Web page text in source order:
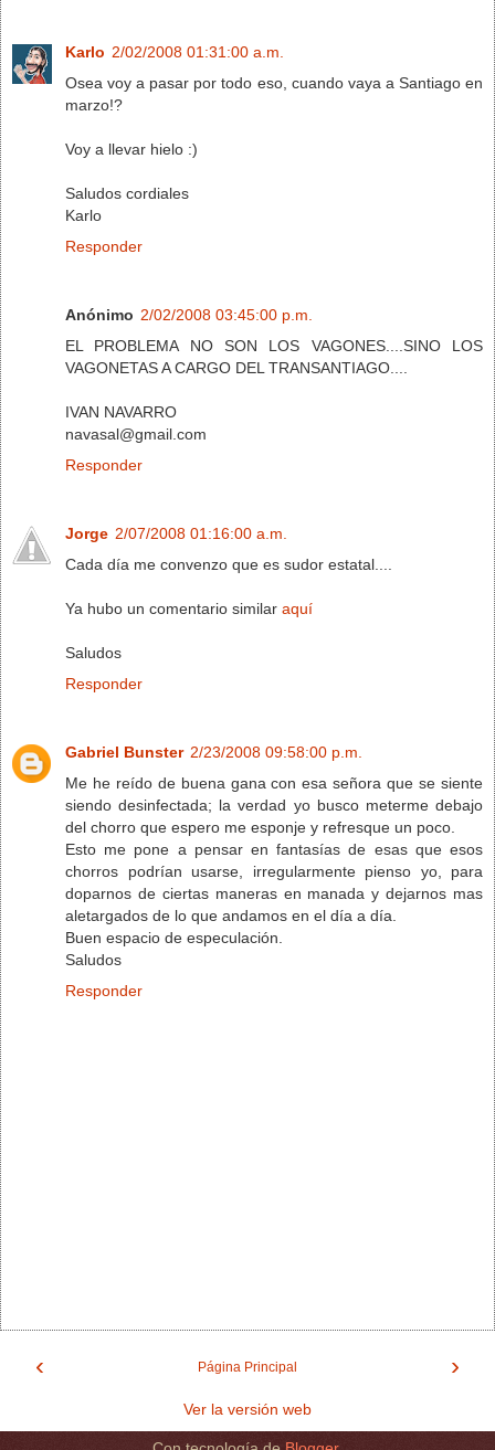
Karlo 2/02/2008 01:31:00 a.m.
Osea voy a pasar por todo eso, cuando vaya a Santiago en
marzo!?
Voy a llevar hielo :)
Saludos cordiales
Karlo
Responder
Anónimo 2/02/2008 03:45:00 p.m.
EL PROBLEMA NO SON LOS VAGONES....SINO LOS
VAGONETAS A CARGO DEL TRANSANTIAGO....
IVAN NAVARRO
navasal@gmail.com
Responder
Jorge 2/07/2008 01:16:00 a.m.
Cada día me convenzo que es sudor estatal....
Ya hubo un comentario similar aquí
Saludos
Responder
Gabriel Bunster 2/23/2008 09:58:00 p.m.
Me he reído de buena gana con esa señora que se siente
siendo desinfectada; la verdad yo busco meterme debajo
del chorro que espero me esponje y refresque un poco.
Esto me pone a pensar en fantasías de esas que esos
chorros podrían usarse, irregularmente pienso yo, para
doparnos de ciertas maneras en manada y dejarnos mas
aletargados de lo que andamos en el día a día.
Buen espacio de especulación.
Saludos
Responder
‹ ›
Página Principal
Ver la versión web